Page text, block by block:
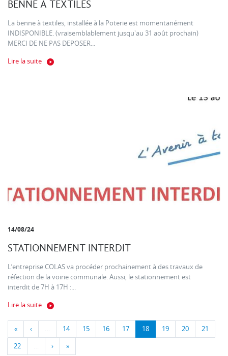
BENNE A TEXTILES
La benne à textiles, installée à la Poterie est momentanément
INDISPONIBLE. (vraisemblablement jusqu'au 31 août prochain)
MERCI DE NE PAS DEPOSER...
Lire la suite
14/08/24
STATIONNEMENT INTERDIT
L’entreprise COLAS va procéder prochainement à des travaux de
réfection de la voirie communale. Aussi, le stationnement est
interdit de 7H à 17H :...
Lire la suite
« ‹ … 14 15 16 17 18 19 20 21
22 … › »